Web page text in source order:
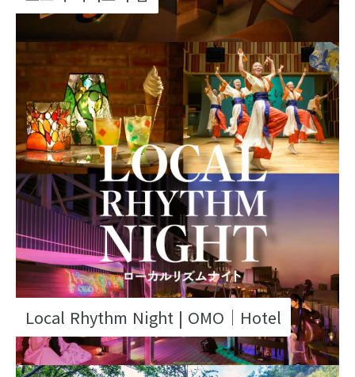
Local Rhythm Night | OMO｜Hotel